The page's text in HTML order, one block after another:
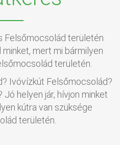
Felsőmocsolád területén
mert mi bármilyen
területén.
Ivóvízkút Felsőmocsolád?
helyen jár, hívjon minket
kútra van szüksége
területén.